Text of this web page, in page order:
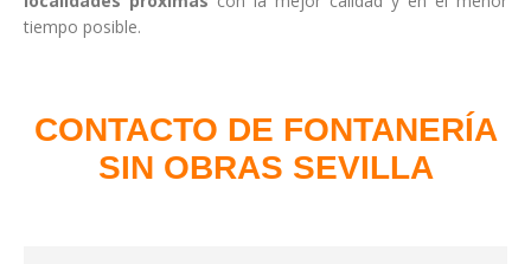
tiempo posible.
CONTACTO DE FONTANERÍA
SIN OBRAS SEVILLA